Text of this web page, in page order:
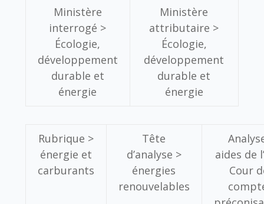
Ministère
interrogé >
Écologie,
développement
durable et
énergie
Ministère
attributaire >
Écologie,
développement
durable et
énergie
Rubrique >
énergie et
carburants
Tête
d’analyse >
énergies
renouvelables
aides de
Cour